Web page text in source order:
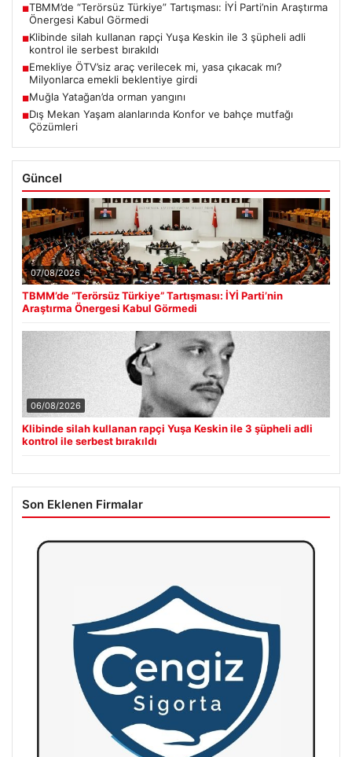
■TBMM’de “Terörsüz Türkiye” Tartışması: İYİ Parti’nin Araştırma
Önergesi Kabul Görmedi
■Klibinde silah kullanan rapçi Yuşa Keskin ile 3 şüpheli adli
kontrol ile serbest bırakıldı
■Emekliye ÖTV’siz araç verilecek mi, yasa çıkacak mı?
Milyonlarca emekli beklentiye girdi
■Muğla Yatağan’da orman yangını
■Dış Mekan Yaşam alanlarında Konfor ve bahçe mutfağı
Çözümleri
Güncel
07/08/2026
TBMM’de “Terörsüz Türkiye” Tartışması: İYİ Parti’nin
Araştırma Önergesi Kabul Görmedi
06/08/2026
Klibinde silah kullanan rapçi Yuşa Keskin ile 3 şüpheli adli
kontrol ile serbest bırakıldı
Son Eklenen Firmalar